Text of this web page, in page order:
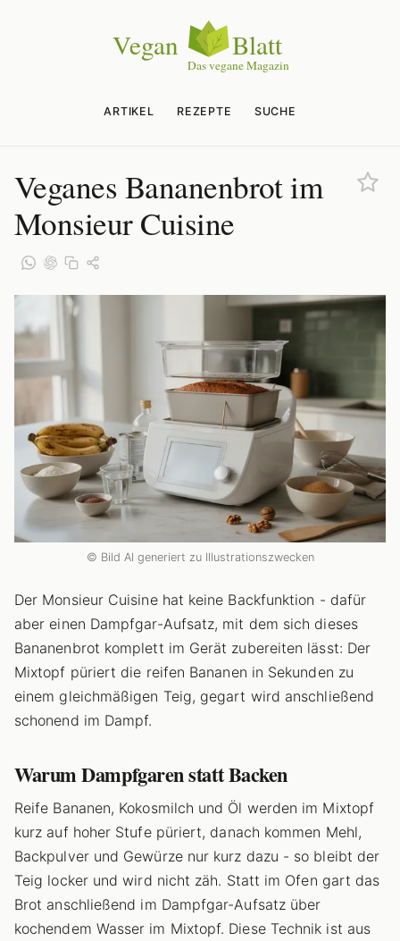
ARTIKEL REZEPTE SUCHE
Veganes Bananenbrot im
Monsieur Cuisine
© Bild AI generiert zu Illustrationszwecken
Der Monsieur Cuisine hat keine Backfunktion - dafür
aber einen Dampfgar-Aufsatz, mit dem sich dieses
Bananenbrot komplett im Gerät zubereiten lässt: Der
Mixtopf püriert die reifen Bananen in Sekunden zu
einem gleichmäßigen Teig, gegart wird anschließend
schonend im Dampf.
Warum Dampfgaren statt Backen
Reife Bananen, Kokosmilch und Öl werden im Mixtopf
kurz auf hoher Stufe püriert, danach kommen Mehl,
Backpulver und Gewürze nur kurz dazu - so bleibt der
Teig locker und wird nicht zäh. Statt im Ofen gart das
Brot anschließend im Dampfgar-Aufsatz über
kochendem Wasser im Mixtopf. Diese Technik ist aus